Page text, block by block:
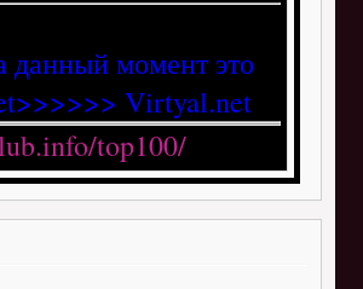
данный момент это
Virtyal.net